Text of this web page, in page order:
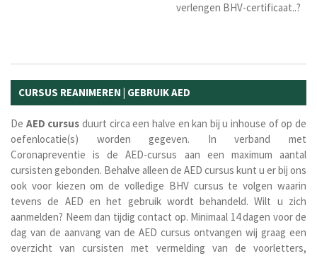
verlengen BHV-certificaat..?
CURSUS REANIMEREN | GEBRUIK AED
De AED cursus duurt circa een halve en kan bij u inhouse of op de
oefenlocatie(s) worden gegeven. In verband met
Coronapreventie is de AED-cursus aan een maximum aantal
cursisten gebonden. Behalve alleen de AED cursus kunt u er bij ons
ook voor kiezen om de volledige BHV cursus te volgen waarin
tevens de AED en het gebruik wordt behandeld. Wilt u zich
aanmelden? Neem dan tijdig contact op. Minimaal 14 dagen voor de
dag van de aanvang van de AED cursus ontvangen wij graag een
overzicht van cursisten met vermelding van de voorletters,